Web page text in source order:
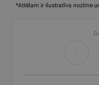
*Attēlam ir ilustratīva nozīme